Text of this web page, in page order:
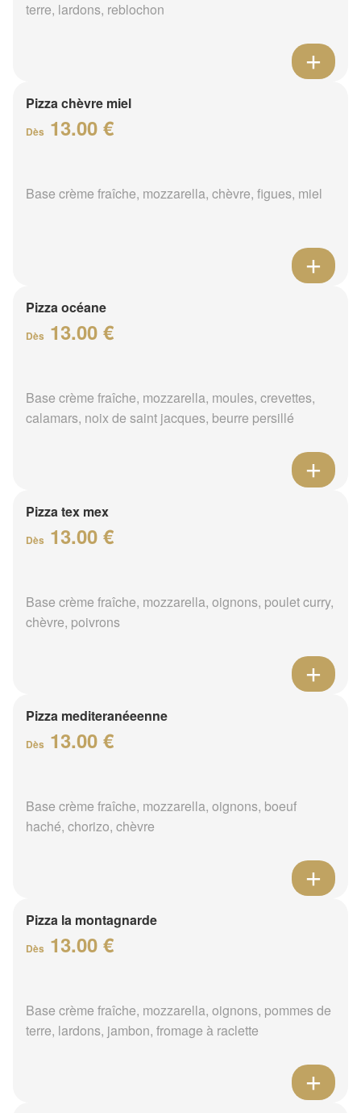
terre, lardons, reblochon
Pizza chèvre miel
Dès 13.00 €
Base crème fraîche, mozzarella, chèvre, figues, miel
Pizza océane
Dès 13.00 €
Base crème fraîche, mozzarella, moules, crevettes,
calamars, noix de saint jacques, beurre persillé
Pizza tex mex
Dès 13.00 €
Base crème fraîche, mozzarella, oignons, poulet curry,
chèvre, poivrons
Pizza mediteranéeenne
Dès 13.00 €
Base crème fraîche, mozzarella, oignons, boeuf
haché, chorizo, chèvre
Pizza la montagnarde
Dès 13.00 €
Base crème fraîche, mozzarella, oignons, pommes de
terre, lardons, jambon, fromage à raclette